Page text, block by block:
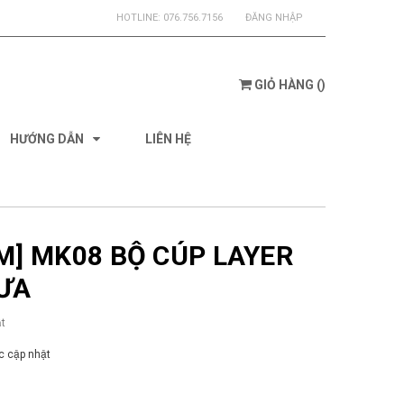
HOTLINE: 076.756.7156 ĐĂNG NHẬP
GIỎ HÀNG ()
HƯỚNG DẪN LIÊN HỆ
MK08 BỘ CÚP LAYER
cập nhật